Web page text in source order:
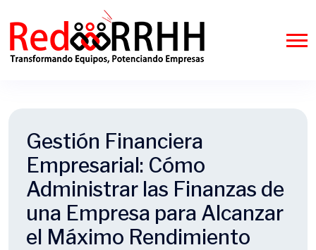
Gestión Financiera
Empresarial: Cómo
Administrar las Finanzas de
una Empresa para Alcanzar
el Máximo Rendimiento